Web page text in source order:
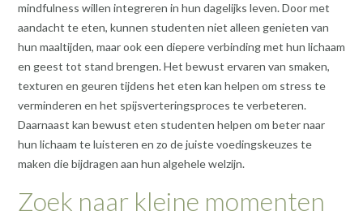
mindfulness willen integreren in hun dagelijks leven. Door met
aandacht te eten, kunnen studenten niet alleen genieten van
hun maaltijden, maar ook een diepere verbinding met hun lichaam
en geest tot stand brengen. Het bewust ervaren van smaken,
texturen en geuren tijdens het eten kan helpen om stress te
verminderen en het spijsverteringsproces te verbeteren.
Daarnaast kan bewust eten studenten helpen om beter naar
hun lichaam te luisteren en zo de juiste voedingskeuzes te
maken die bijdragen aan hun algehele welzijn.
Zoek naar kleine momenten